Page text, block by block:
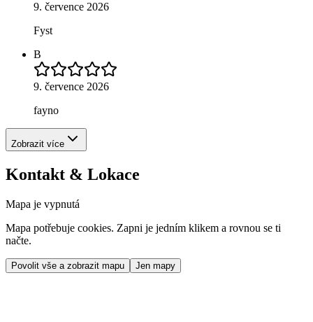
9. července 2026
Fyst
B
9. července 2026
fayno
Zobrazit více
Kontakt & Lokace
Mapa je vypnutá
Mapa potřebuje cookies. Zapni je jedním klikem a rovnou se ti
načte.
Povolit vše a zobrazit mapu Jen mapy